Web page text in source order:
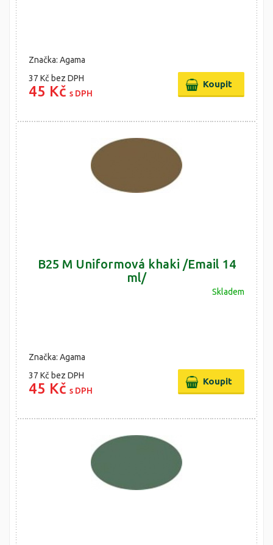
Značka: Agama
37 Kč bez DPH
45 Kč s DPH
B25 M Uniformová khaki /Email 14
ml/
Skladem
Značka: Agama
37 Kč bez DPH
45 Kč s DPH